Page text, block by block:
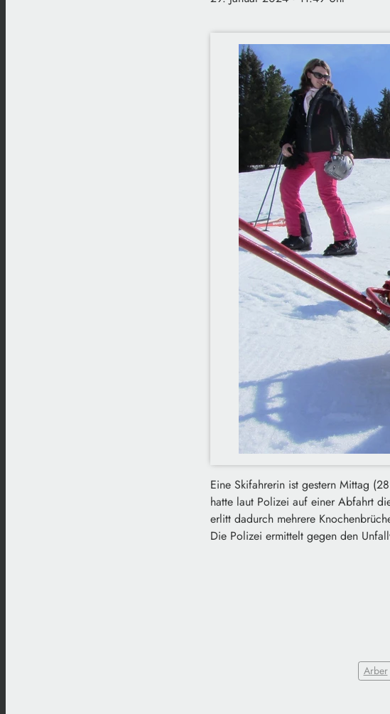
Eine Skifahrerin ist gestern Mittag
hatte laut Polizei auf einer Abfahrt
erlitt dadurch mehrere
Die Polizei ermittelt gegen den
Arber